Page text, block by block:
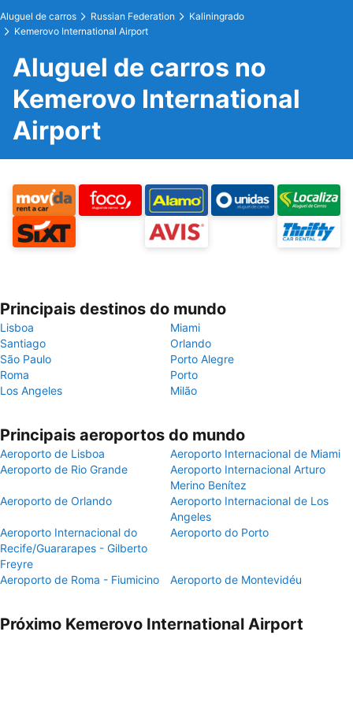
Aluguel de carros Russian Federation
Kaliningrado
Kemerovo International Airport
Aluguel de carros no
Kemerovo International
Airport
Principais destinos do mundo
Lisboa
Miami
Santiago
Orlando
São Paulo
Porto Alegre
Roma
Porto
Los Angeles
Milão
Principais aeroportos do mundo
Aeroporto de Lisboa
Aeroporto Internacional de Miami
Aeroporto de Rio Grande
Aeroporto Internacional Arturo
Merino Benítez
Aeroporto de Orlando
Aeroporto Internacional de Los
Angeles
Aeroporto Internacional do
Recife/Guararapes - Gilberto
Freyre
Aeroporto do Porto
Aeroporto de Roma - Fiumicino Aeroporto de Montevidéu
Próximo Kemerovo International Airport